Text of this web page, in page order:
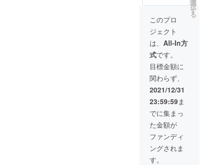
シャン
トリー
トメン
トに混
ぜてい
ただく
だけで
使用で
きま
料込
み！！
ダー
化。
シャン
プーや
トリー
トメン
トに混
ぜてい
ただく
だけで
使用で
きま
す。送
料込
み！！
選
択
す
る
このプロ
ジェクト
は、 All-In方
式です。
目標金額に
関わらず、
2021/12/31
23:59:59ま
でに集まっ
た金額が
ファンディ
ングされま
す。